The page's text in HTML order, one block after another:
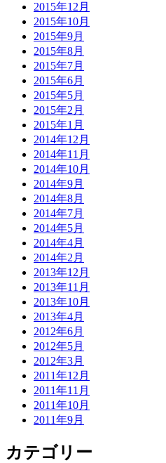
2015年12月
2015年10月
2015年9月
2015年8月
2015年7月
2015年6月
2015年5月
2015年2月
2015年1月
2014年12月
2014年11月
2014年10月
2014年9月
2014年8月
2014年7月
2014年5月
2014年4月
2014年2月
2013年12月
2013年11月
2013年10月
2013年4月
2012年6月
2012年5月
2012年3月
2011年12月
2011年11月
2011年10月
2011年9月
カテゴリー